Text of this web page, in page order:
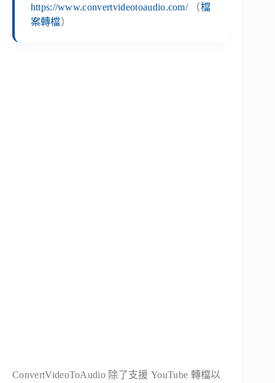
https://www.convertvideotoaudio.com/（檔
案轉檔）
ConvertVideoToAudio 除了支援 YouTube 轉檔以